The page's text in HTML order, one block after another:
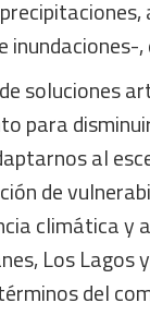
inundaciones-
soluciones
para
al
de
climática y
Los Lagos
del